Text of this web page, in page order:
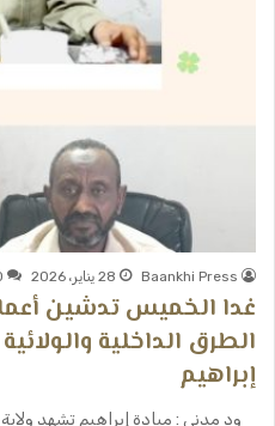
Baankhi Press 28 يناير، 2026
غدا الخميس تدشين
الطرق الداخلية
إبراهيم
ود مدني : ميادة إبراهيم تشهد